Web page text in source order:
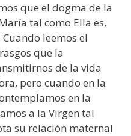
que el dogma de la
tal como Ella es,
leemos el
que la
de la vida
pero cuando en la
en la
a la Virgen tal
su relación maternal